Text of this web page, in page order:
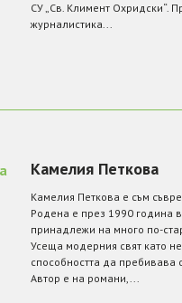
СУ „Св. Климент Охридски“.
журналистика...
Камелия Петкова
Камелия Петкова e съм
Родена е през 1990 година
принадлежи на много по-
Усеща модерния свят като
способността да пребивава
Автор е на романи,...